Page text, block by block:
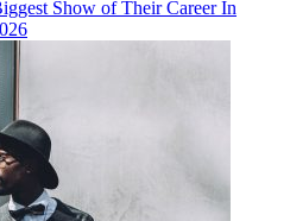
Show of Their Career In